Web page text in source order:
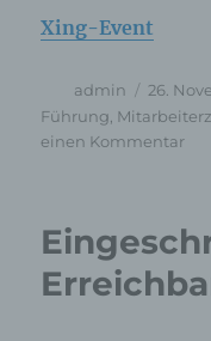
Xing-Event
Autor
admin
am
26.
Führung
einen Kommentarzu